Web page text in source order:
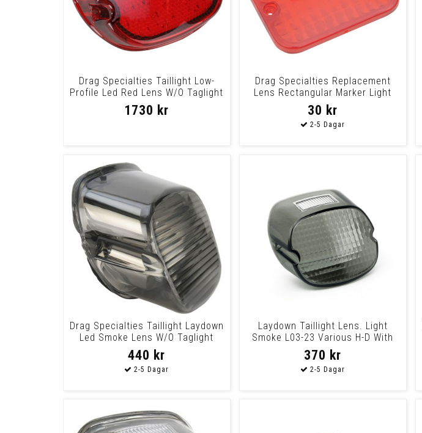
Drag Specialties Taillight Low-
Profile Led Red Lens W/O Taglight
Taill
1730 kr
Drag Specialties Replacement
Lens Rectangular Marker Light
Red Lens Re
30 kr
Drag Specialties Taillight Laydown
Led Smoke Lens W/O Taglight
Lens T/
440 kr
Laydown Taillight Lens. Light
Smoke L03-23 Various H-D With
Convention
370 kr